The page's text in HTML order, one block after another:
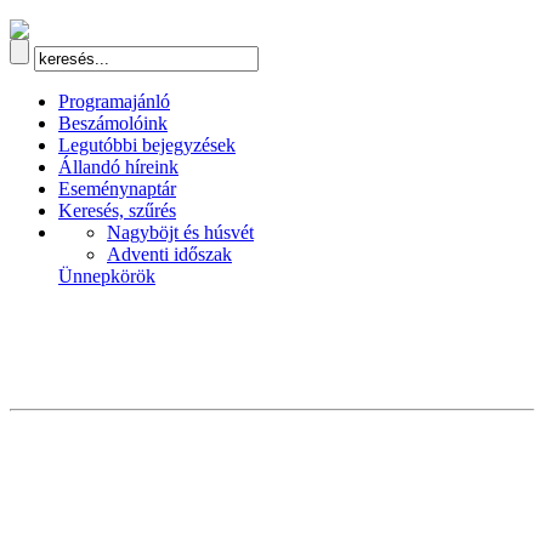
Programajánló
Beszámolóink
Legutóbbi bejegyzések
Állandó híreink
Eseménynaptár
Keresés, szűrés
Nagyböjt és húsvét
Adventi időszak
Ünnepkörök